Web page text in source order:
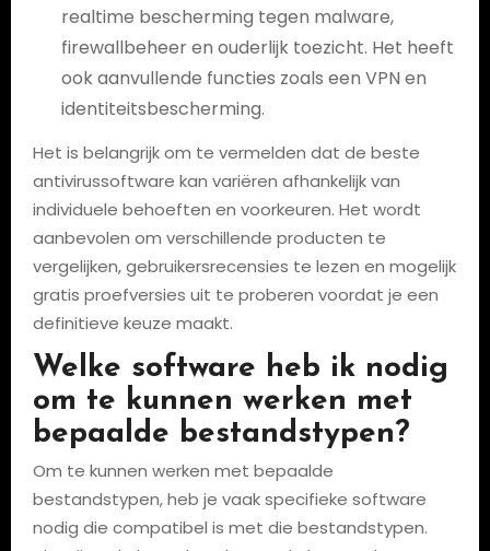
realtime bescherming tegen malware,
firewallbeheer en ouderlijk toezicht. Het heeft
ook aanvullende functies zoals een VPN en
identiteitsbescherming.
Het is belangrijk om te vermelden dat de beste
antivirussoftware kan variëren afhankelijk van
individuele behoeften en voorkeuren. Het wordt
aanbevolen om verschillende producten te
vergelijken, gebruikersrecensies te lezen en mogelijk
gratis proefversies uit te proberen voordat je een
definitieve keuze maakt.
Welke software heb ik nodig
om te kunnen werken met
bepaalde bestandstypen?
Om te kunnen werken met bepaalde
bestandstypen, heb je vaak specifieke software
nodig die compatibel is met die bestandstypen.